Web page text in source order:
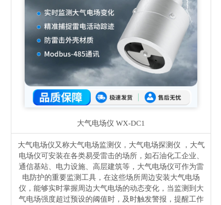
大气电场仪 WX-DC1
大气电场仪又称大气电场监测仪，大气电场探测仪 ，大气
电场仪可安装在各类易受雷击的场所，如石油化工企业、
通信基站、电力设施、高层建筑等，大气电场仪可作为雷
电防护的重要监测工具，在这些场所周边安装大气电场
仪，能够实时掌握周边大气电场的动态变化，当监测到大
气电场强度超过预设的阈值时，及时触发警报，提醒工作